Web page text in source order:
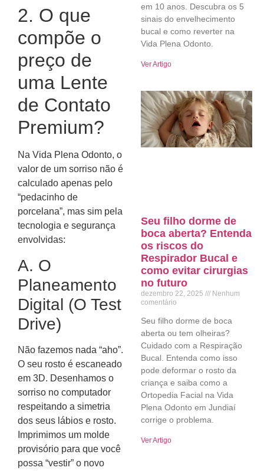
2. O que
compõe o
preço de
uma Lente
de Contato
Premium?
Na Vida Plena Odonto, o
valor de um sorriso não é
calculado apenas pelo
“pedacinho de
porcelana”, mas sim pela
tecnologia e segurança
envolvidas:
A. O
Planeamento
Digital (O Test
Drive)
Não fazemos nada “aho”.
O seu rosto é escaneado
em 3D. Desenhamos o
sorriso no computador
respeitando a simetria
dos seus lábios e rosto.
Imprimimos um molde
provisório para que você
possa “vestir” o novo
em 10 anos. Descubra os 5
sinais do envelhecimento
bucal e como reverter na
Vida Plena Odonto.
Ver Artigo
Seu filho dorme de
boca aberta? Entenda
os riscos do
Respirador Bucal e
como evitar cirurgias
no futuro
dezembro 22, 2025
Nenhum
comentário
Seu filho dorme de boca
aberta ou tem olheiras?
Cuidado com a Respiração
Bucal. Entenda como isso
pode deformar o rosto da
criança e saiba como a
Ortopedia Facial na Vida
Plena Odonto em Jundiaí
corrige o problema.
Ver Artigo